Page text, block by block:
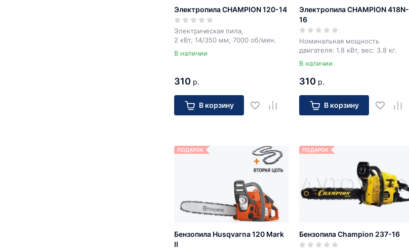
Электропила CHAMPION 120-14
Электрическая пила,
2 кВт, 14/350 мм, 7000 об/мин.
В наличии
310 р.
В корзину
Электропила CHAMPION 418N-
16
Номинальная мощность
двигателя: 1.8 кВт, вес: 3.8 кг.
В наличии
310 р.
В корзину
ПОДАРОК
Бензопила Husqvarna 120 Mark
II
ПОДАРОК
Бензопила Champion 237-16